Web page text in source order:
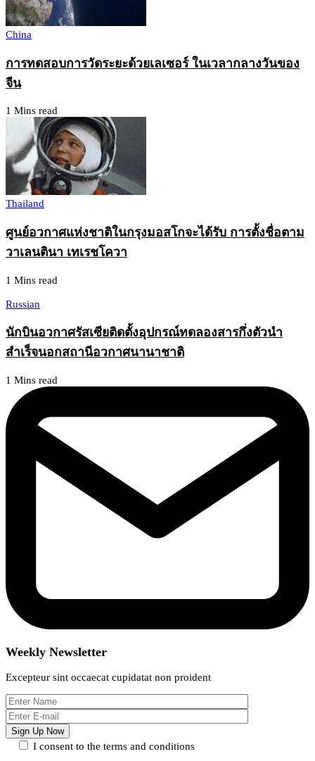
China
การทดสอบการวัดระยะด้วยเลเซอร์ ในเวลากลางวันของ
จีน
1 Mins read
Thailand
ศูนย์อวกาศแห่งชาติในกรุงมอสโกจะได้รับ การตั้งชื่อตาม
วาเลนตินา เทเรชโควา
1 Mins read
Russian
นักบินอวกาศรัสเซียติดตั้งอุปกรณ์ทดลองสารกึ่งตัวนำ
สำเร็จนอกสถานีอวกาศนานาชาติ
1 Mins read
Weekly Newsletter
Excepteur sint occaecat cupidatat non proident
I consent to the terms and conditions